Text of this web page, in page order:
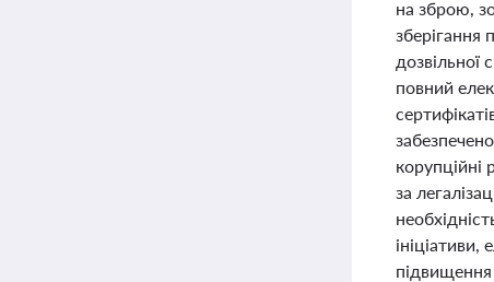
на зброю,
зберігання
повний
за
підвищення